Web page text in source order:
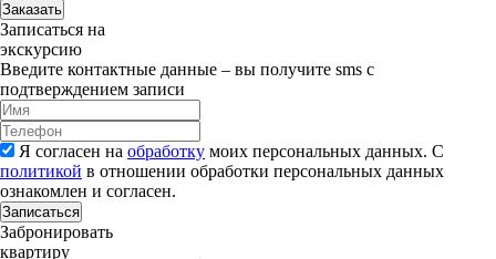
Заказать
Записаться на
экскурсию
Введите контактные данные – вы получите sms с
подтверждением записи
Я согласен на обработку моих персональных данных. С
политикой в отношении обработки персональных данных
ознакомлен и согласен.
Записаться
Забронировать
квартиру